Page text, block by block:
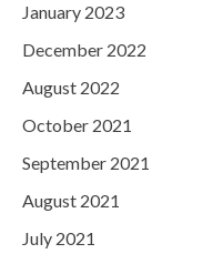
January 2023
December 2022
August 2022
October 2021
September 2021
August 2021
July 2021